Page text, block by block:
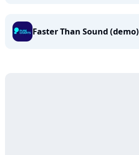
Faster Than Sound (demo)